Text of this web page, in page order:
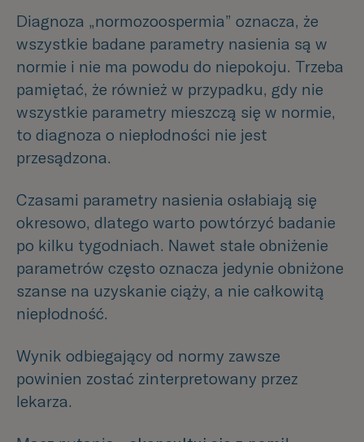
Diagnoza „normozoospermia” oznacza, że
wszystkie badane parametry nasienia są w
normie i nie ma powodu do niepokoju. Trzeba
pamiętać, że również w przypadku, gdy nie
wszystkie parametry mieszczą się w normie,
to diagnoza o niepłodności nie jest
przesądzona.
Czasami parametry nasienia osłabiają się
okresowo, dlatego warto powtórzyć badanie
po kilku tygodniach. Nawet stałe obniżenie
parametrów często oznacza jedynie obniżone
szanse na uzyskanie ciąży, a nie całkowitą
niepłodność.
Wynik odbiegający od normy zawsze
powinien zostać zinterpretowany przez
lekarza.